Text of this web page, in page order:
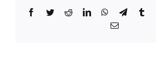
Facebook
TwitterRedditLinkedInWhatsApp
Email